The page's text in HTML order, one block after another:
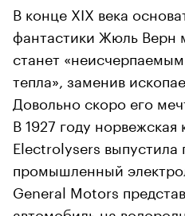
В конце XIX века
фантастики Жюль Верн
станет
тепла», заменив
Довольно скоро его
В 1927 году
Electrolysers выпустила
промышленный
General Motors